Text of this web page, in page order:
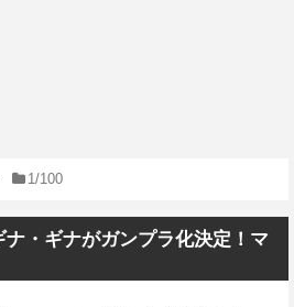
1/100
ナ・ギナがガンプラ化決定！マ